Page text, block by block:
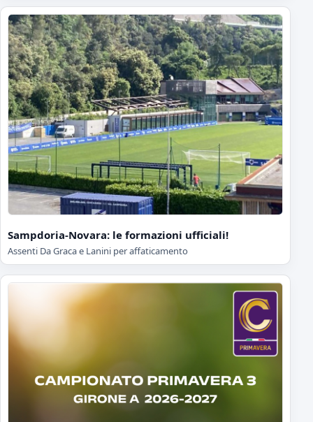
Sampdoria-Novara: le formazioni ufficiali!
Assenti Da Graca e Lanini per affaticamento